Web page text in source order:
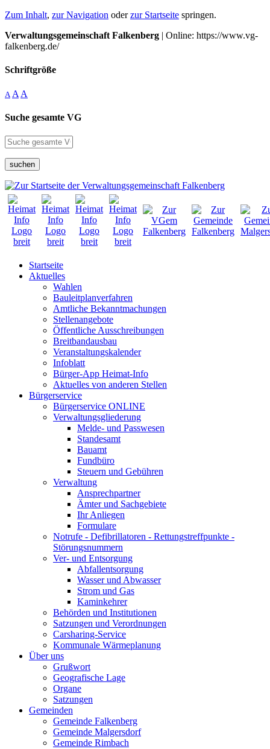
Zum Inhalt, zur Navigation oderzur Startseite springen.
Verwaltungsgemeinschaft Falkenberg | Online: https://www.vg-
falkenberg.de/
Schriftgröße
A A A
Suche gesamte VG
suchen
Startseite
Aktuelles
Wahlen
Bauleitplanverfahren
Amtliche Bekanntmachungen
Stellenangebote
Öffentliche Ausschreibungen
Breitbandausbau
Veranstaltungskalender
Infoblatt
Bürger-App Heimat-Info
Aktuelles von anderen Stellen
Bürgerservice
Bürgerservice ONLINE
Verwaltungsgliederung
Melde- und Passwesen
Standesamt
Bauamt
Fundbüro
Steuern und Gebühren
Verwaltung
Ansprechpartner
Ämter und Sachgebiete
Ihr Anliegen
Formulare
Notrufe - Defibrillatoren - Rettungstreffpunkte -
Störungsnummern
Ver- und Entsorgung
Abfallentsorgung
Wasser und Abwasser
Strom und Gas
Kaminkehrer
Behörden und Institutionen
Satzungen und Verordnungen
Carsharing-Service
Kommunale Wärmeplanung
Über uns
Grußwort
Geografische Lage
Organe
Satzungen
Gemeinden
Gemeinde Falkenberg
Gemeinde Malgersdorf
Gemeinde Rimbach